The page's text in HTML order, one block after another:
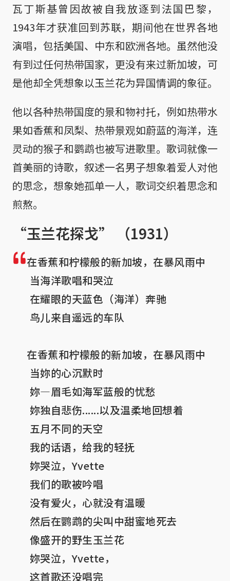
瓦丁斯基曾因故被自我放逐到法国巴黎，
1943年才获准回到苏联，期间他在世界各地
演唱，包括美国、中东和欧洲各地。虽然他没
有到过任何热带国家，更没有来过新加坡，可
是他却全凭想象以玉兰花为异国情调的象征。
他以各种热带国度的景和物衬托，例如热带水
果如香蕉和凤梨、热带景观如蔚蓝的海洋，连
灵动的猴子和鹦鹉也被写进歌里。歌词就像一
首美丽的诗歌，叙述一名男子想象着爱人对他
的思念，想象她孤单一人，歌词交织着思念和
煎熬。
“玉兰花探戈” （1931）
在香蕉和柠檬般的新加坡，在暴风雨中
在香蕉和柠檬般的新加坡，在暴风雨中